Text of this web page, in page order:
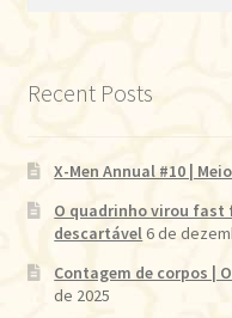
Recent Posts
X-Men Annual #10 |
O quadrinho virou fast
descartável 6 de
Contagem de corpos |
de 2025